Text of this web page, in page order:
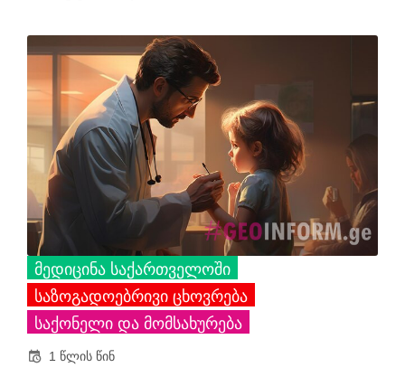
ᲛᲔᲓᲘᲪᲘᲜᲐ ᲡᲐᲥᲐᲠᲗᲕᲔᲚᲝᲨᲘ
ᲡᲐᲖᲝᲒᲐᲓᲝᲔᲑᲠᲘᲕᲘ ᲪᲮᲝᲕᲠᲔᲑᲐ
ᲡᲐᲥᲝᲜᲔᲚᲘ ᲓᲐ ᲛᲝᲛᲡᲐᲮᲣᲠᲔᲑᲐ
1 წლის წინ